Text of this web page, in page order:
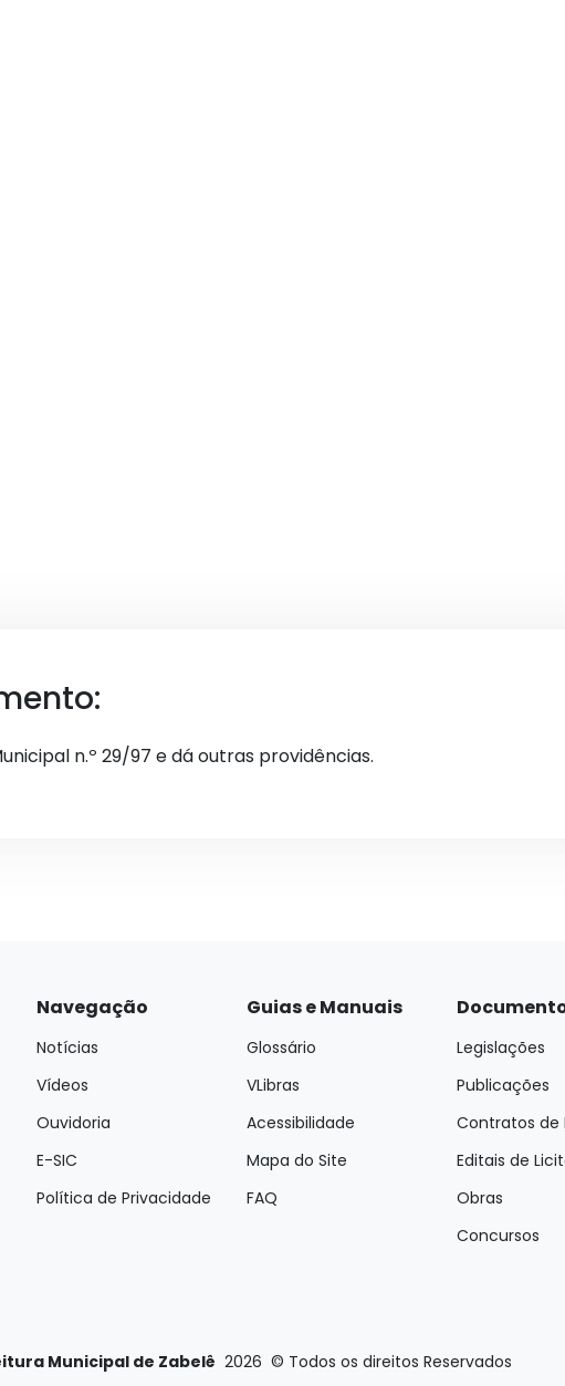
n.º 29/97 e dá outras providências.
Navegação
Notícias
Vídeos
Ouvidoria
E-SIC
Política de Privacidade
Guias e Manuais
Glossário
VLibras
Acessibilidade
Mapa do Site
FAQ
Legislações
Publicações
Contratos de
Editais de
Obras
Concursos
Municipal de Zabelê 2026 © Todos os direitos Reservados